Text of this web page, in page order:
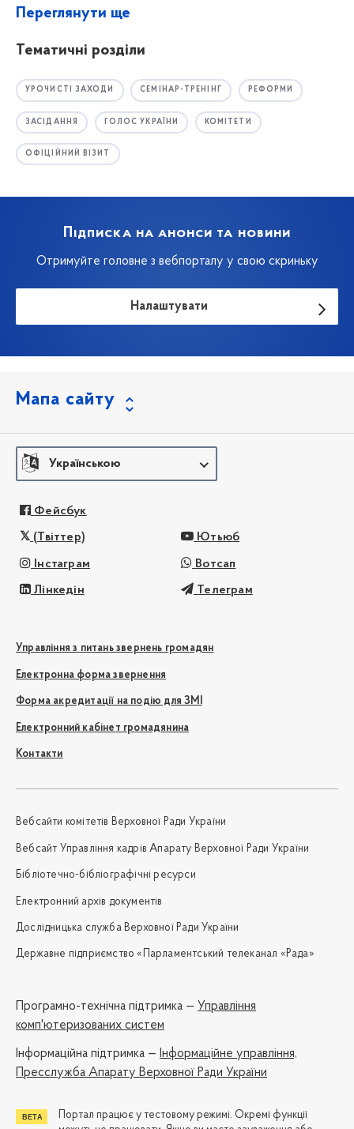
Переглянути ще
Тематичні розділи
УРОЧИСТІ ЗАХОДИ СЕМІНАР-ТРЕНІНГ РЕФОРМИ
ЗАСІДАННЯ ГОЛОС УКРАЇНИ КОМІТЕТИ
ОФІЦІЙНИЙ ВІЗИТ
Підписка на анонси та новини
Отримуйте головне з вебпорталу у свою скриньку
Налаштувати
Мапа сайту
Українською
Фейсбук
(Твіттер) Ютьюб
Інстаграм Вотсап
Лінкедін Телеграм
Управління з питань звернень громадян
Електронна форма звернення
Форма акредитації на подію для ЗМІ
Електронний кабінет громадянина
Контакти
Вебсайти комітетів Верховної Ради України
Вебсайт Управління кадрів Апарату Верховної Ради України
Бібліотечно-бібліографічні ресурси
Електронний архів документів
Дослідницька служба Верховної Ради України
Державне підприємство «Парламентський телеканал «Рада»
Програмно-технічна підтримка — Управління
комп'ютеризованих систем
Iнформаційна підтримка — Інформаційне управління,
Пресслужба Апарату Верховної Ради України
Портал працює у тестовому режимі. Окремі функції